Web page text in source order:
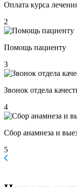
Оплата курса
2
Помощь пациенту
3
Звонок отдела
4
Сбор анамнеза и
5